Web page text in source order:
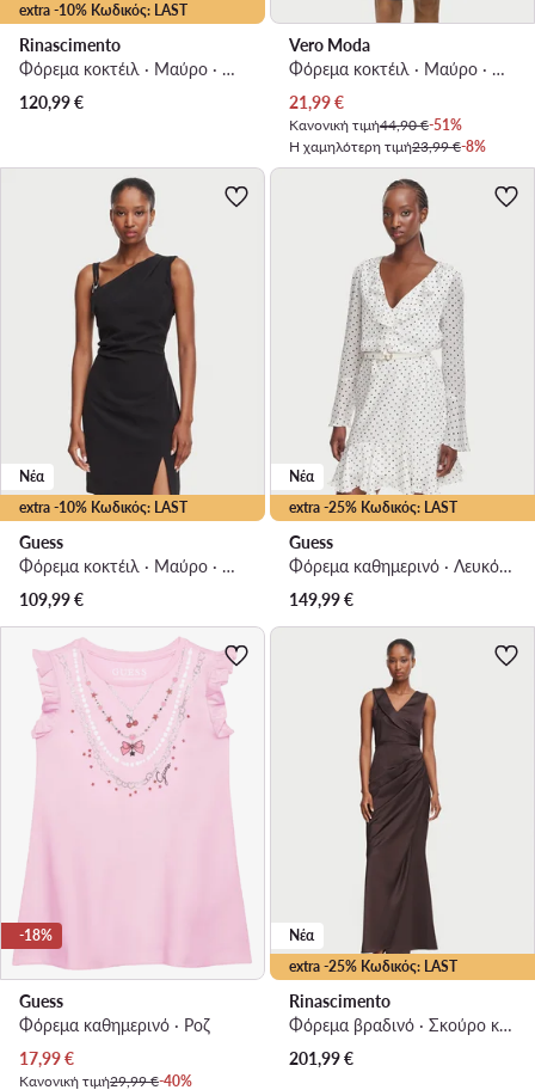
extra -10% Κωδικός: LAST
Rinascimento
Φόρεμα κοκτέιλ · Μαύρο · Midi
120,99€
Vero Moda
Φόρεμα κοκτέιλ · Μαύρο · Mini
Τρέχουσα τιμή
21,99€
Κανονική τιμή44,90 €-51%
Η χαμηλότερη τιμή23,99 €-8%
extra -10% Κωδικός: LAST
Νέα
Guess
Φόρεμα κοκτέιλ · Μαύρο · Mini
109,99€
extra -25% Κωδικός: LAST
Νέα
Guess
Φόρεμα καθημερινό · Λευκό · Mini
149,99€
-18%
Guess
Φόρεμα καθημερινό · Ροζ
Τρέχουσα τιμή
17,99€
Κανονική τιμή29,99 €-40%
extra -25% Κωδικός: LAST
Νέα
Rinascimento
Φόρεμα βραδινό · Σκούρο καφέ · Maxi
201,99€